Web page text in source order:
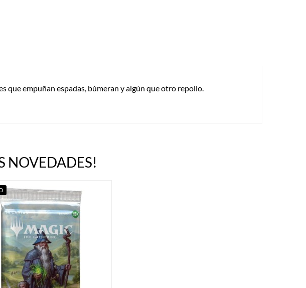
que empuñan espadas, búmeran y algún que otro repollo.
NOVEDADES!